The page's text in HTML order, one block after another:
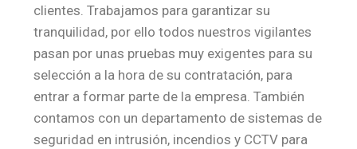
clientes. Trabajamos para garantizar su
tranquilidad, por ello todos nuestros vigilantes
pasan por unas pruebas muy exigentes para su
selección a la hora de su contratación, para
entrar a formar parte de la empresa. También
contamos con un departamento de sistemas de
seguridad en intrusión, incendios y CCTV para